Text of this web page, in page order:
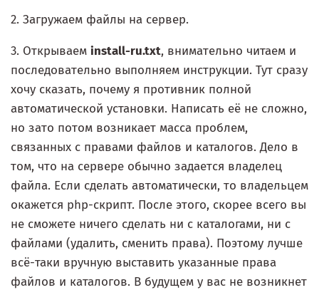
2. Загружаем файлы на сервер.
3. Открываем install-ru.txt, внимательно читаем и
последовательно выполняем инструкции. Тут сразу
хочу сказать, почему я противник полной
автоматической установки. Написать её не сложно,
но зато потом возникает масса проблем,
связанных с правами файлов и каталогов. Дело в
том, что на сервере обычно задается владелец
файла. Если сделать автоматически, то владельцем
окажется php-скрипт. После этого, скорее всего вы
не сможете ничего сделать ни с каталогами, ни с
файлами (удалить, сменить права). Поэтому лучше
всё-таки вручную выставить указанные права
файлов и каталогов. В будущем у вас не возникнет